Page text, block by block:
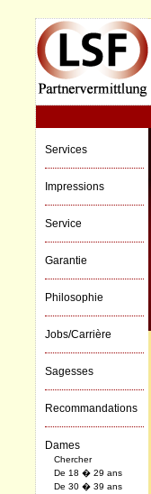
Services
Impressions
Service
Garantie
Philosophie
Jobs/Carrière
Sagesses
Recommandations
Dames
Chercher
De 18 � 29 ans
De 30 � 39 ans